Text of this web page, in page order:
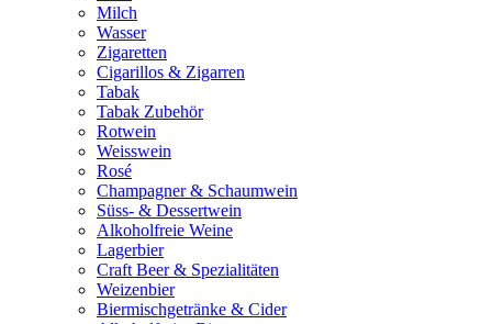
Milch
Wasser
Zigaretten
Cigarillos & Zigarren
Tabak
Tabak Zubehör
Rotwein
Weisswein
Rosé
Champagner & Schaumwein
Süss- & Dessertwein
Alkoholfreie Weine
Lagerbier
Craft Beer & Spezialitäten
Weizenbier
Biermischgetränke & Cider